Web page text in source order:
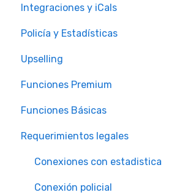
Integraciones y iCals
Policía y Estadísticas
Upselling
Funciones Premium
Funciones Básicas
Requerimientos legales
Conexiones con estadistica
Conexión policial